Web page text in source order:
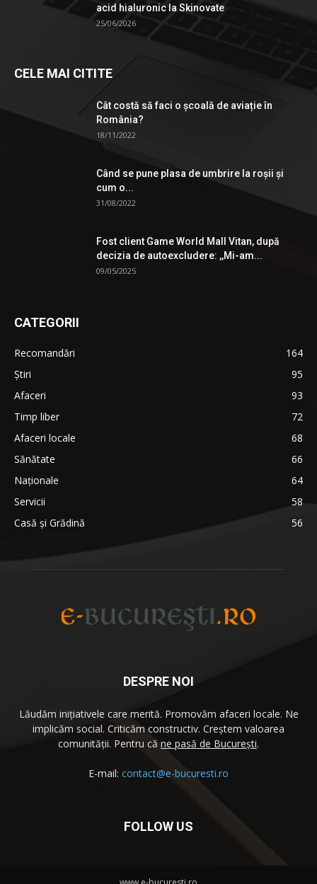
acid hialuronic la Skinovate
25/06/2026
CELE MAI CITITE
Cât costă să faci o școală de aviație în
România?
18/11/2022
Când se pune plasa de umbrire la roşii şi
cum o...
31/08/2022
Fost client Game World Mall Vitan, după
decizia de autoexcludere: ,,Mi-am...
09/05/2025
CATEGORII
Recomandări
164
Știri
95
Afaceri
93
Timp liber
72
Afaceri locale
68
Sănătate
66
Naționale
64
Servicii
58
Casă și Grădină
56
DESPRE NOI
Lăudăm iniţiativele care merită. Promovăm afaceri locale. Ne
implicăm social. Criticăm constructiv. Creştem valoarea
comunităţii. Pentru că ne pasă de București.
E-mail: contact@e-bucuresti.ro
FOLLOW US